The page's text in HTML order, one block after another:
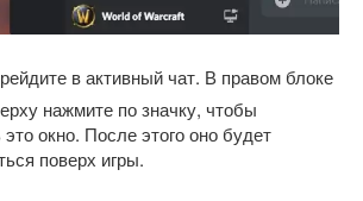
в активный чат. В правом блоке
нажмите по значку, чтобы
это окно. После этого оно будет
поверх игры.